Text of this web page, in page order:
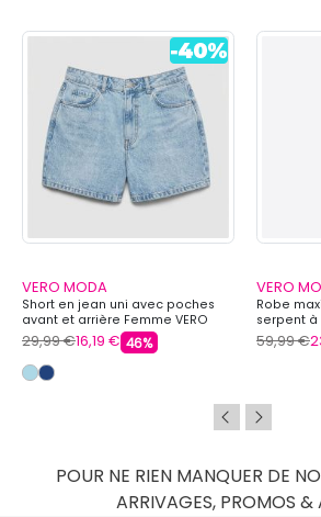
VERO MODA
Short en jean uni avec poches
avant et arrière Femme VERO
MODA
29,99 €16,19 € 46%
VERO
Robe
serpent à
MODA
59,99 €
POUR NE RIEN MANQUER DE
ARRIVAGES, PROMOS &